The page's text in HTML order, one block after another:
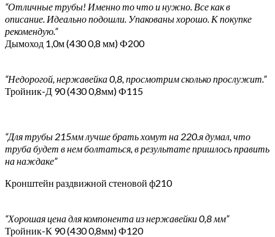
“Отличные трубы! Именно то что и нужно. Все как в
описание. Идеально подошли. Упакованы хорошо. К покупке
рекомендую.”
Дымоход 1,0м (430 0,8 мм) Ф200
“Недорогой, нержавейка 0,8, просмотрим сколько прослужит.”
Тройник-Д 90 (430 0,8мм) Ф115
“Для трубы 215мм лучше брать хомут на 220.я думал, что
труба будет в нем болтаться, в результате пришлось править
на наждаке”
Кронштейн раздвижной стеновой ф210
“Хорошая цена для компонента из нержавейки 0,8 мм”
Тройник-К 90 (430 0,8мм) Ф120